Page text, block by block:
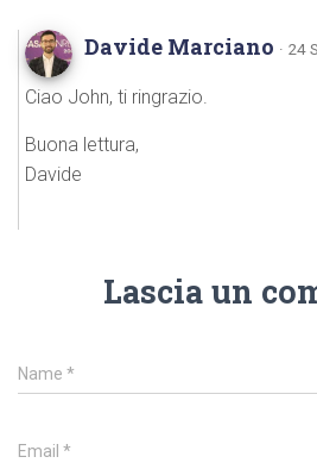
Davide Marciano · 24
Ciao John, ti ringrazio.
Buona lettura,
Davide
Lascia un
Name *
Email *